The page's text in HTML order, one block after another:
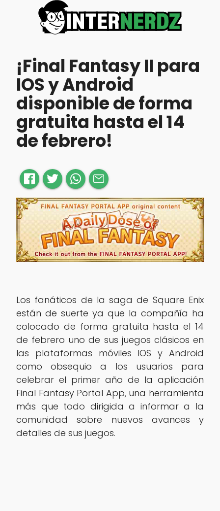
¡Final Fantasy II para
IOS y Android
disponible de forma
gratuita hasta el 14
de febrero!
Los fanáticos de la saga de Square Enix
están de suerte ya que la compañía ha
colocado de forma gratuita hasta el 14
de febrero uno de sus juegos clásicos en
las plataformas móviles IOS y Android
como obsequio a los usuarios para
celebrar el primer año de la aplicación
Final Fantasy Portal App, una herramienta
más que todo dirigida a informar a la
comunidad sobre nuevos avances y
detalles de sus juegos.